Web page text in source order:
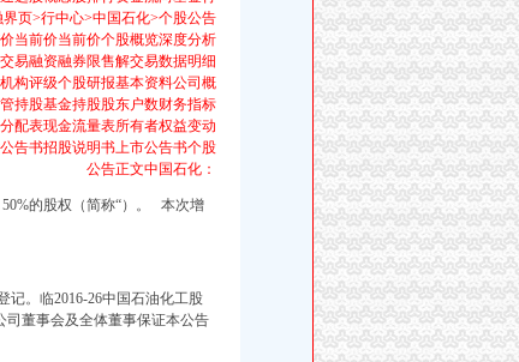
页>行中心>中国石化>个股公告
当前价当前价个股概览深度分析
易融资融券限售解交易数据明细
构评级个股研报基本资料公司概
持股基金持股股东户数财务指标
配表现金流量表所有者权益变动
告书招股说明书上市公告书个股
公告正文中国石化：
50%的股权（简称“）。 本次增
记。临2016-26中国石油化工股
司董事会及全体董事保证本公告